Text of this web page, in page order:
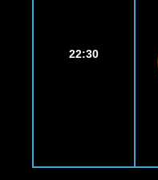
22:30